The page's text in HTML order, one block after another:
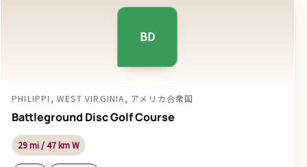
BD
PHILIPPI, WEST VIRGINIA, アメリカ合衆国
Battleground Disc Golf Course
29 mi / 47 km W